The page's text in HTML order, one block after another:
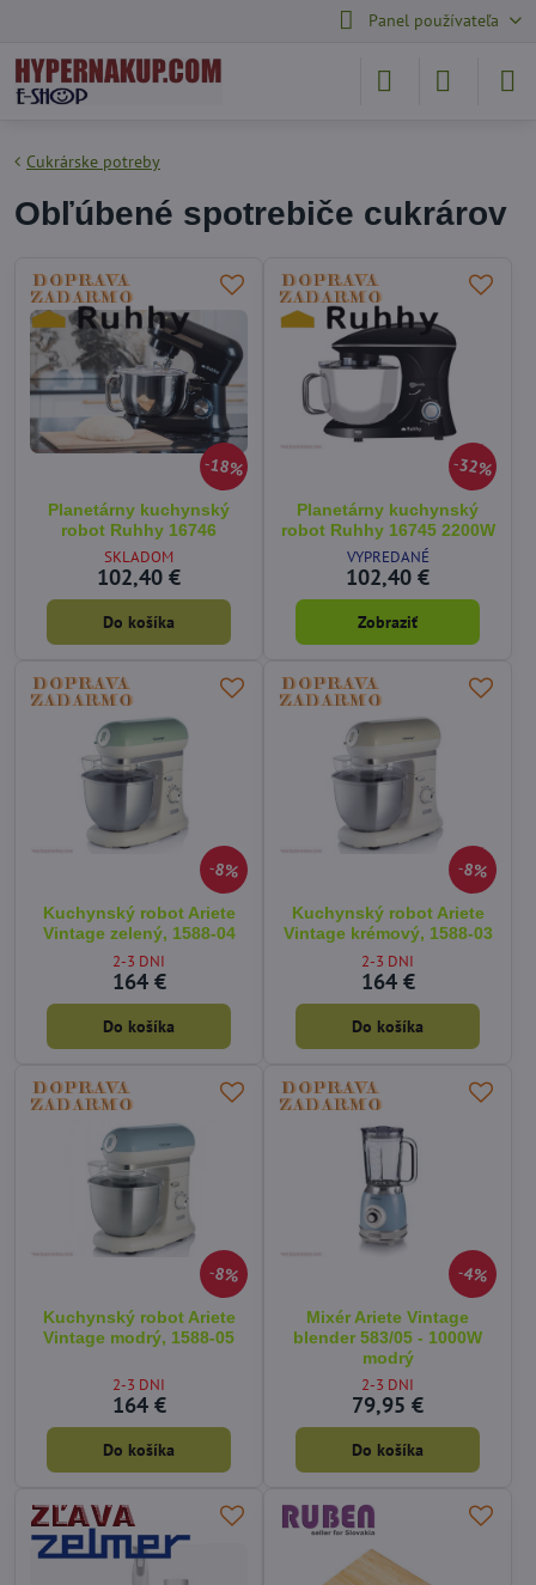
Panel používateľa
Cukrárske potreby
Obľúbené spotrebiče cukrárov
18%
Planetárny kuchynský
robot Ruhhy 16746
SKLADOM
102,40 €
Do košíka
32%
Planetárny kuchynský
robot Ruhhy 16745 2200W
VYPREDANÉ
102,40 €
Zobraziť
8%
Kuchynský robot Ariete
Vintage zelený, 1588-04
2-3 DNI
164 €
Do košíka
8%
Kuchynský robot Ariete
Vintage krémový, 1588-03
2-3 DNI
164 €
Do košíka
8%
Kuchynský robot Ariete
Vintage modrý, 1588-05
2-3 DNI
164 €
Do košíka
4%
Mixér Ariete Vintage
blender 583/05 - 1000W
modrý
2-3 DNI
79,95 €
Do košíka